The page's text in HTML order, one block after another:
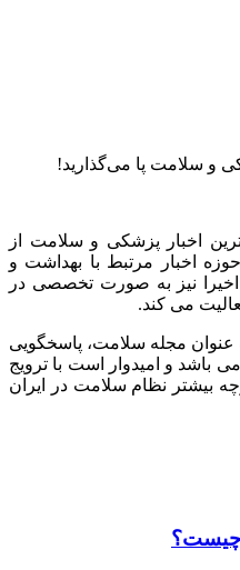
و سلامت پا می‌گذارید!
اخبار پزشکی و سلامت از
حوزه اخبار مرتبط با بهداشت و
نیز به صورت تخصصی در
می کند.
عنوان مجله سلامت، پاسخگویی
باشد و امیدوار است با ترویج
بیشتر نظام سلامت در ایران